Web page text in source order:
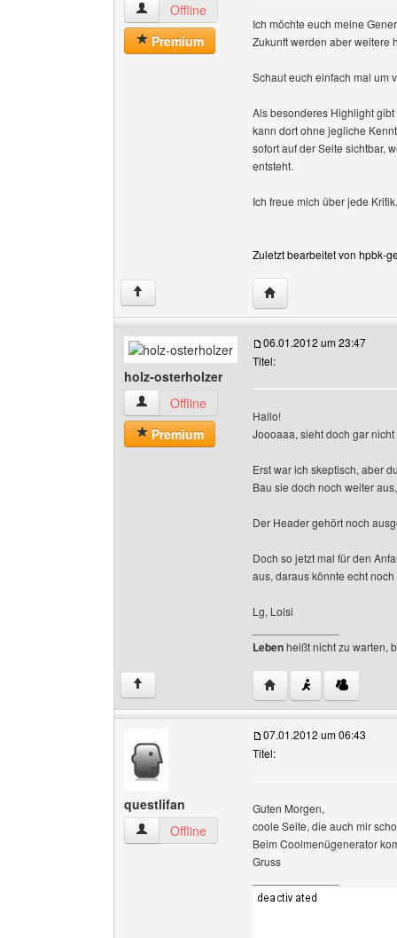
hpbk-generatoren Benutzer-Profile anzeigen
Offline
Premium
Ich möchte euch meine
Zukunft werden aber weitere
Schaut euch einfach mal um
Als besonderes Highlight
kann dort ohne jegliche
sofort auf der Seite sichtbar,
entsteht.
Ich freue mich über jede
Zuletzt bearbeitet von hpbk-
↑ Website dieses
holz-osterholzer
holz-osterholzer Benutzer-Profile anzeigen
Offline
Premium
06.01.2012 um 23:47
Titel:
Hallo!
Joooaaa, sieht doch gar
Erst war ich skeptisch, aber
Bau sie doch noch weiter
Der Header gehört noch
Doch so jetzt mal für den
aus, daraus könnte echt
Lg, Loisi
Lebenheißt nicht zu warten,
↑ Website dieses
questlifan
questlifan Benutzer-Profile anzeigen
Offline
07.01.2012 um 06:43
Titel:
Guten Morgen,
coole Seite, die auch mir
Beim Coolmenügenerator
Gruss